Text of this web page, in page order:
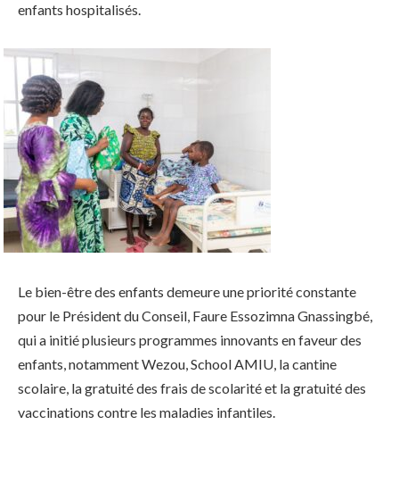
enfants hospitalisés.
Le bien-être des enfants demeure une priorité constante
pour le Président du Conseil, Faure Essozimna Gnassingbé,
qui a initié plusieurs programmes innovants en faveur des
enfants, notamment Wezou, School AMIU, la cantine
scolaire, la gratuité des frais de scolarité et la gratuité des
vaccinations contre les maladies infantiles.